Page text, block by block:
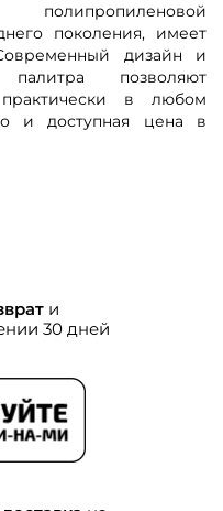
поколения, имеет
дизайн и
палитра позволяют
в любом
и доступная цена в
и
30 дней